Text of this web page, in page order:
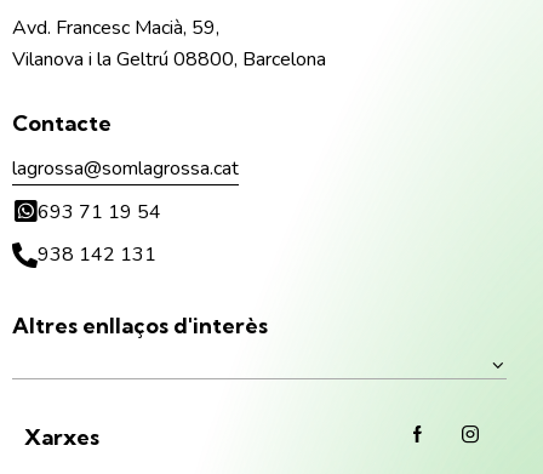
Avd. Francesc Macià, 59,
Vilanova i la Geltrú 08800, Barcelona
Contacte
lagrossa@somlagrossa.cat
693 71 19 54
938 142 131
Altres enllaços d'interès
Xarxes